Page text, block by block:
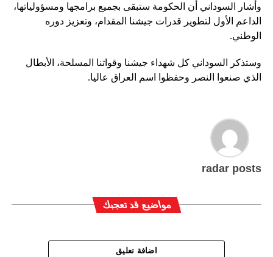
وأشار السوداني أن الحكومة ستبقى بجميع برامجها ومسؤولياتها،
الداعم الأول لتطوير قدرات جيشنا المقدام، وتعزيز دوره
الوطني.
وستذكر السوداني كل شهداء جيشنا وقواتنا المسلحة، الأبطال
الذي صنعوا النصر وحفظوا اسم العراق عاليا.
radar posts
مواضيع قد تعجبك
اضافة تعليق